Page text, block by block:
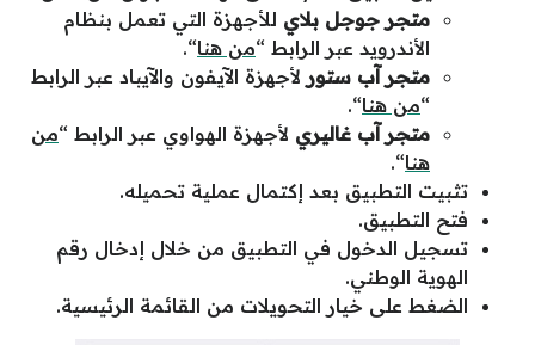
متجر جوجل بلاي للأجهزة التي تعمل بنظام
الأندرويد عبر الرابط “من هنا“.
متجر آب ستور لأجهزة الآيفون والآيباد عبر الرابط
“من هنا“.
متجر آب غاليري لأجهزة الهواوي عبر الرابط “من
هنا“.
تثبيت التطبيق بعد إكتمال عملية تحميله.
فتح التطبيق.
تسجيل الدخول في التطبيق من خلال إدخال رقم
الهوية الوطني.
الضغط على خيار التحويلات من القائمة الرئيسية.